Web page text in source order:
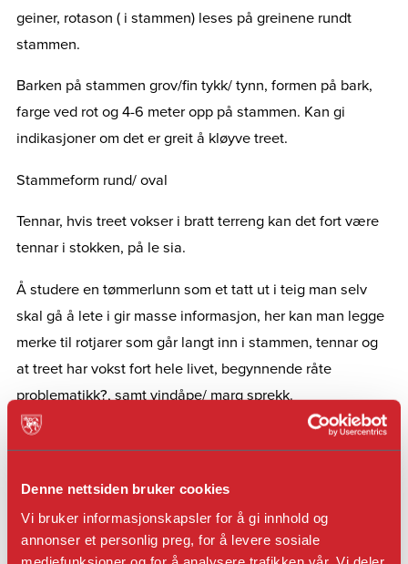
Denne nettsiden bruker cookies
Vi bruker informasjonskapsler for å gi innhold og
annonser et personlig preg, for å levere sosiale
geiner, rotason ( i stammen) leses på greinene rundt
stammen.
Barken på stammen grov/fin tykk/ tynn, formen på bark,
farge ved rot og 4-6 meter opp på stammen. Kan gi
indikasjoner om det er greit å kløyve treet.
Stammeform rund/ oval
Tennar, hvis treet vokser i bratt terreng kan det fort være
tennar i stokken, på le sia.
Å studere en tømmerlunn som et tatt ut i teig man selv
skal gå å lete i gir masse informasjon, her kan man legge
merke til rotjarer som går langt inn i stammen, tennar og
at treet har vokst fort hele livet, begynnende råte
problematikk?, samt vindåpe/ marg sprekk.
Rotjarer som påvirker stammeform ved 1 stokken, evt
krona, nålene, tett/ tynt med nåler.